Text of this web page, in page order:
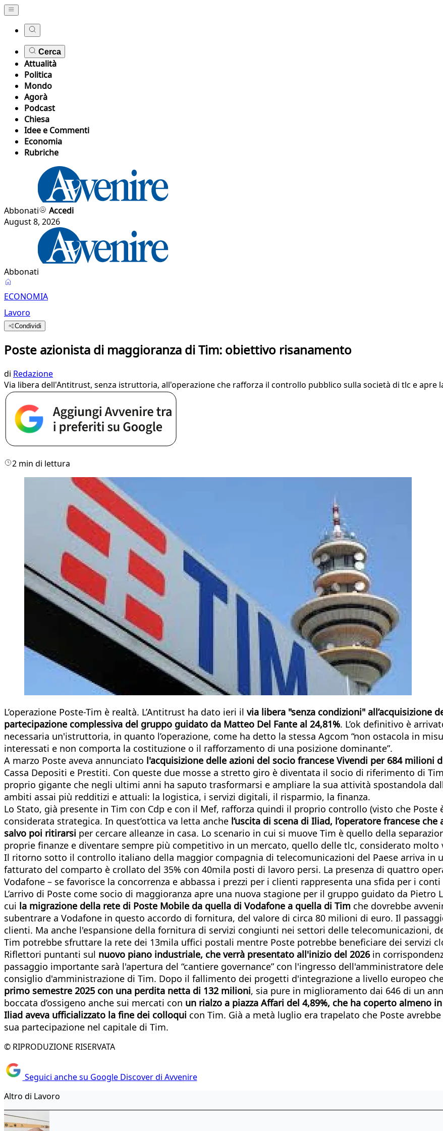
Cerca
Attualità
Politica
Mondo
Agorà
Podcast
Chiesa
Idee e Commenti
Economia
Rubriche
Abbonati
Accedi
August 8, 2026
Abbonati
ECONOMIA
Lavoro
Condividi
Poste azionista di maggioranza di Tim: obiettivo risanamento
di Redazione
Via libera dell'Antitrust, senza istruttoria, all'operazione che rafforza il controllo pubblico sulla società di tlc e apre
2 min di lettura
L’operazione Poste-Tim è realtà. L’Antitrust ha dato ieri il via libera "senza condizioni" all’acquisizione
partecipazione complessiva del gruppo guidato da Matteo Del Fante al 24,81%. L’ok definitivo è
necessaria un'istruttoria, in quanto l’operazione, come ha detto la stessa Agcom “non ostacola in
interessati e non comporta la costituzione o il rafforzamento di una posizione dominante”.
A marzo Poste aveva annunciato l'acquisizione delle azioni del socio francese Vivendi per 684 milioni
Cassa Depositi e Prestiti. Con queste due mosse a stretto giro è diventata il socio di riferimento di
proprio gigante che negli ultimi anni ha saputo trasformarsi e ampliare la sua attività spostandola
ambiti assai più redditizi e attuali: la logistica, i servizi digitali, il risparmio, la finanza.
Lo Stato, già presente in Tim con Cdp e con il Mef, rafforza quindi il proprio controllo (visto che Poste
considerata strategica. In quest’ottica va letta anche l’uscita di scena di Iliad, l’operatore francese
salvo poi ritirarsi per cercare alleanze in casa. Lo scenario in cui si muove Tim è quello della
proprie finanze e diventare sempre più competitivo in un mercato, quello delle tlc, considerato
Il ritorno sotto il controllo italiano della maggior compagnia di telecomunicazioni del Paese arriva in
fatturato del comparto è crollato del 35% con 40mila posti di lavoro persi. La presenza di quattro
Vodafone – se favorisce la concorrenza e abbassa i prezzi per i clienti rappresenta una sfida per i conti
L’arrivo di Poste come socio di maggioranza apre una nuova stagione per il gruppo guidato da Pietro
cui la migrazione della rete di Poste Mobile da quella di Vodafone a quella di Tim che dovrebbe
subentrare a Vodafone in questo accordo di fornitura, del valore di circa 80 milioni di euro. Il
clienti. Ma anche l'espansione della fornitura di servizi congiunti nei settori delle telecomunicazioni,
Tim potrebbe sfruttare la rete dei 13mila uffici postali mentre Poste potrebbe beneficiare dei servizi
Riflettori puntanti sul nuovo piano industriale, che verrà presentato all'inizio del 2026 in
passaggio importante sarà l'apertura del “cantiere governance” con l'ingresso dell'amministratore
consiglio d'amministrazione di Tim. Dopo il fallimento dei progetti d'integrazione a livello europeo
primo semestre 2025 con una perdita netta di 132 milioni, sia pure in miglioramento dai 646 di un
boccata d’ossigeno anche sui mercati con un rialzo a piazza Affari del 4,89%, che ha coperto almeno
Iliad aveva ufficializzato la fine dei colloqui con Tim. Già a metà luglio era trapelato che Poste
sua partecipazione nel capitale di Tim.
© RIPRODUZIONE RISERVATA
Seguici anche su Google Discover di Avvenire
Altro di Lavoro